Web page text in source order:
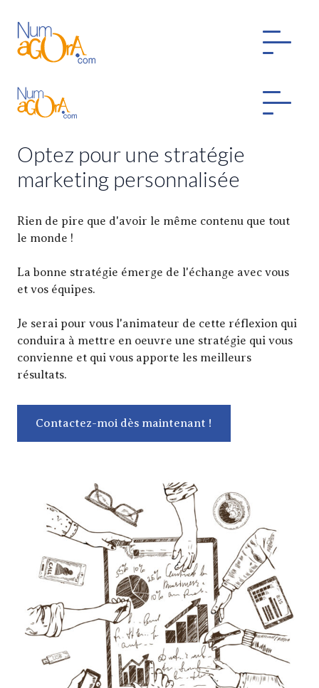
Optez pour une stratégie
marketing personnalisée
Rien de pire que d'avoir le même contenu que tout
le monde !
La bonne stratégie émerge de l'échange avec vous
et vos équipes.
Je serai pour vous l'animateur de cette réflexion qui
conduira à mettre en oeuvre une stratégie qui vous
convienne et qui vous apporte les meilleurs
résultats.
Contactez-moi dès maintenant !